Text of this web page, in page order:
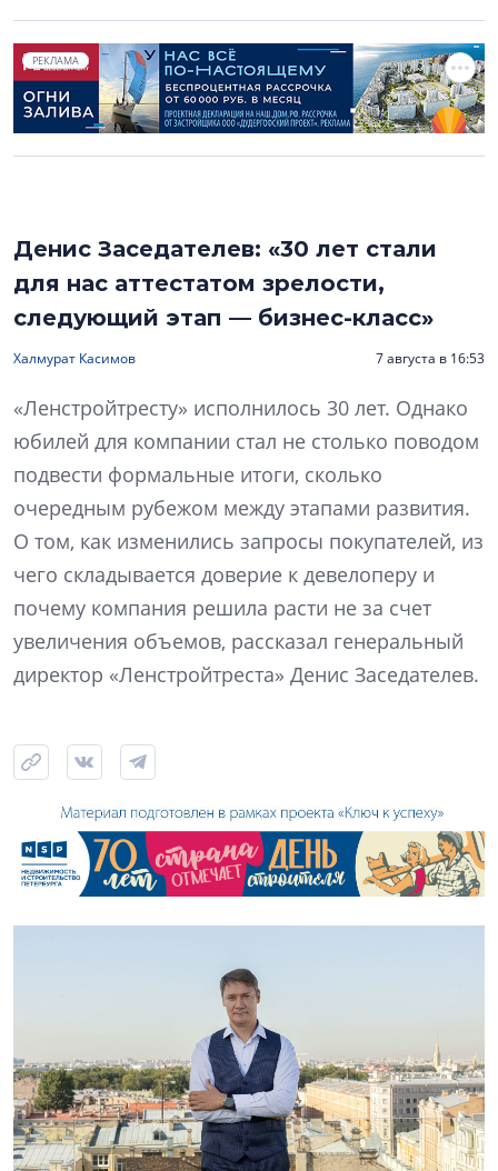
РЕКЛАМА
Денис Заседателев: «30 лет стали
для нас аттестатом зрелости,
следующий этап — бизнес-класс»
Халмурат Касимов 7 августа в 16:53
«Ленстройтресту» исполнилось 30 лет. Однако
юбилей для компании стал не столько поводом
подвести формальные итоги, сколько
очередным рубежом между этапами развития.
О том, как изменились запросы покупателей, из
чего складывается доверие к девелоперу и
почему компания решила расти не за счет
увеличения объемов, рассказал генеральный
директор «Ленстройтреста» Денис Заседателев.